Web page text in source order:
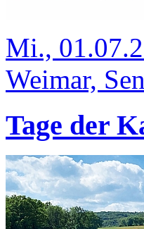
Mi.,
Weimar,
Tage der